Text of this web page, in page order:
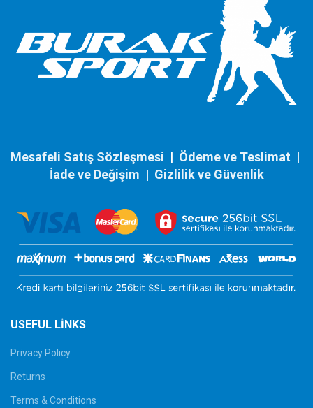
Mesafeli Satış Sözleşmesi | Ödeme ve Teslimat |
İade ve Değişim | Gizlilik ve Güvenlik
USEFUL LINKS
Privacy Policy
Returns
Terms & Conditions